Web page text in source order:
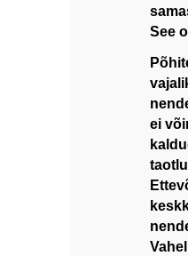
See
ei